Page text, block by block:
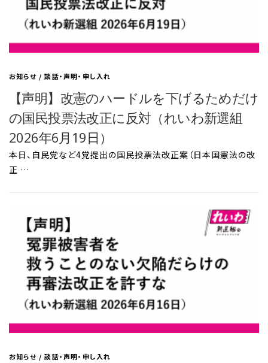
お知らせ/談話・声明・申し入れ
【声明】改憲のハードルを下げるためだけ
の国民投票法改正に反対（れいわ新選組
2026年6月19日）
本日、自民党など4党提出の国民投票法改正案（日本国憲法の改
正 …
お知らせ/談話・声明・申し入れ